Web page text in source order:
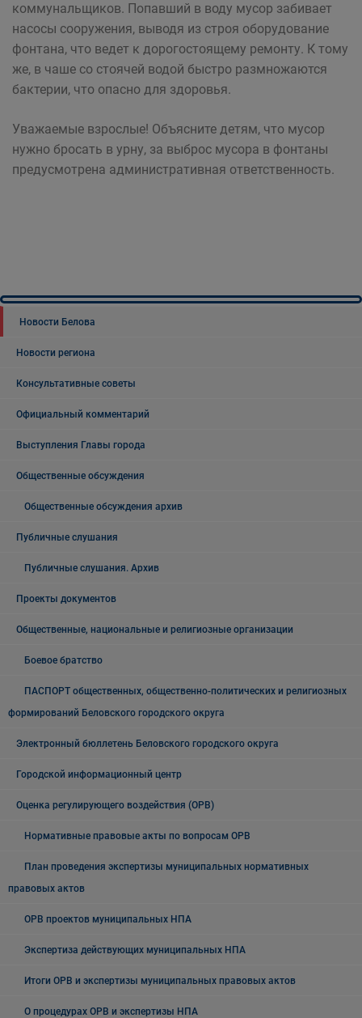
коммунальщиков. Попавший в воду мусор забивает
насосы сооружения, выводя из строя оборудование
фонтана, что ведет к дорогостоящему ремонту. К тому
же, в чаше со стоячей водой быстро размножаются
бактерии, что опасно для здоровья.
Уважаемые взрослые! Объясните детям, что мусор
нужно бросать в урну, за выброс мусора в фонтаны
предусмотрена административная ответственность.
Новости Белова
Новости региона
Консультативные советы
Официальный комментарий
Выступления Главы города
Общественные обсуждения
Общественные обсуждения архив
Публичные слушания
Публичные слушания. Архив
Проекты документов
Общественные, национальные и религиозные организации
Боевое братство
ПАСПОРТ общественных, общественно-политических и религиозных
формирований Беловского городского округа
Электронный бюллетень Беловского городского округа
Городской информационный центр
Оценка регулирующего воздействия (ОРВ)
Нормативные правовые акты по вопросам ОРВ
План проведения экспертизы муниципальных нормативных
правовых актов
ОРВ проектов муниципальных НПА
Экспертиза действующих муниципальных НПА
Итоги ОРВ и экспертизы муниципальных правовых актов
О процедурах ОРВ и экспертизы НПА